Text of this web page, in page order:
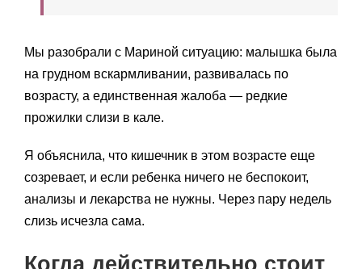
Мы разобрали с Мариной ситуацию: малышка была
на грудном вскармливании, развивалась по
возрасту, а единственная жалоба — редкие
прожилки слизи в кале.
Я объяснила, что кишечник в этом возрасте еще
созревает, и если ребенка ничего не беспокоит,
анализы и лекарства не нужны. Через пару недель
слизь исчезла сама.
Когда действительно стоит